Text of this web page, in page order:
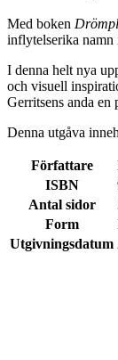
Med boken
inflytelserika namn
I denna helt nya
och visuell
Gerritsens anda en
Denna utgåva
Författare
ISBN
Antal sidor
Form
Utgivningsdatum